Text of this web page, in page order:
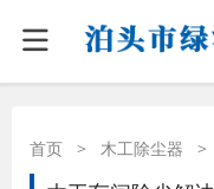
首页 > 木工除尘器 >